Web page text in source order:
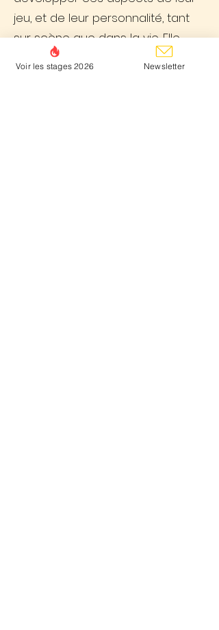
jeu, et de leur personnalité, tant
sur scène que dans la vie. Elle
défend une approche à la fois
Voir les stages 2026 Newsletter